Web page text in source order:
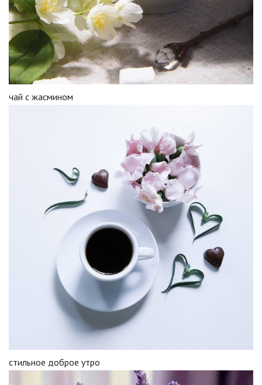
чай с жасмином
стильное доброе утро